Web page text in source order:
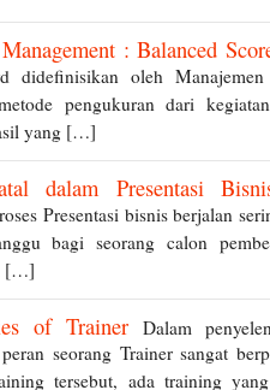
: Balanced
didefinisikan oleh
pengukuran dari
yang […]
dalam Presentasi
Presentasi bisnis berjalan
bagi seorang calon
[…]
of Trainer
Dalam
seorang Trainer sangat
tersebut, ada training